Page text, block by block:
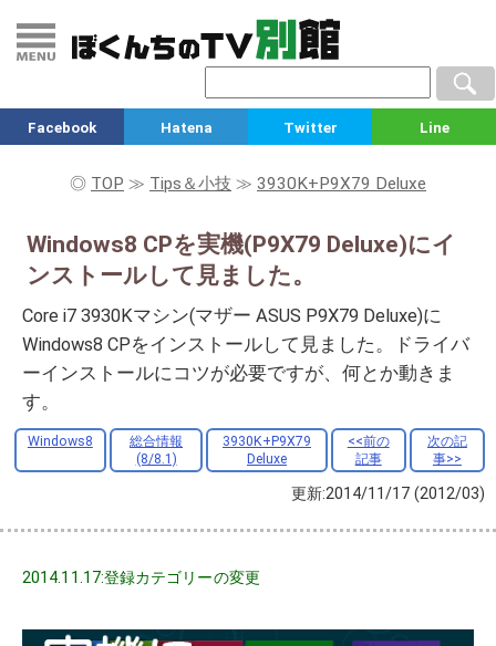
Facebook Hatena Twitter Line
◎ TOP ≫ Tips＆小技 ≫ 3930K+P9X79 Deluxe
Windows8 CPを実機(P9X79 Deluxe)にイ
ンストールして見ました。
Core i7 3930Kマシン(マザー ASUS P9X79 Deluxe)に
Windows8 CPをインストールして見ました。ドライバ
ーインストールにコツが必要ですが、何とか動きま
す。
Windows8
総合情報
(8/8.1)
3930K+P9X79
Deluxe
<<前の
記事
次の記
事>>
更新:2014/11/17 (2012/03)
2014.11.17:登録カテゴリーの変更